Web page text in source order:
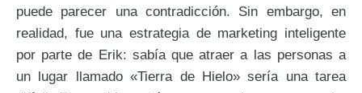
puede parecer una contradicción. Sin embargo, en
realidad, fue una estrategia de marketing inteligente
por parte de Erik: sabía que atraer a las personas a
un lugar llamado «Tierra de Hielo» sería una tarea